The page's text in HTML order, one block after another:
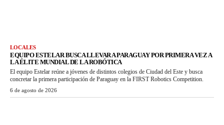
LOCALES
EQUIPO ESTELAR BUSCA LLEVAR A PARAGUAY POR PRIMERA VEZ A
LA ÉLITE MUNDIAL DE LA ROBÓTICA
El equipo Estelar reúne a jóvenes de distintos colegios de Ciudad del Este y busca
concretar la primera participación de Paraguay en la FIRST Robotics Competition.
6 de agosto de 2026